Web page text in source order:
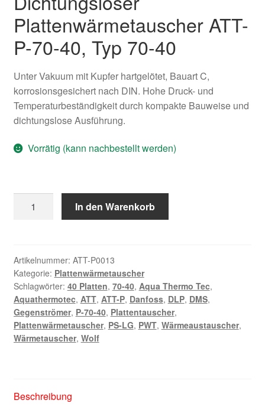
Impressum
Kasse
Warenkorb
Plattenwärmetauscher ATT-
P-70-40, Typ 70-40
Unter Vakuum mit Kupfer hartgelötet, Bauart C,
korrosionsgesichert nach DIN. Hohe Druck- und
Temperaturbeständigkeit durch kompakte Bauweise und
dichtungslose Ausführung.
Vorrätig (kann nachbestellt werden)
Plattenwärmetauscher
40
Menge
In den Warenkorb
Artikelnummer: ATT-P0013
Kategorie: Plattenwärmetauscher
Schlagwörter: 40 Platten, 70-40, Aqua Thermo Tec,
Aquathermotec, ATT, ATT-P, Danfoss, DLP, DMS,
Gegenströmer, P-70-40, Plattentauscher,
Plattenwärmetauscher, PS-LG, PWT, Wärmeaustauscher,
Wärmetauscher, Wolf
Beschreibung